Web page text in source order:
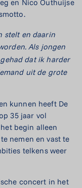
en Nico Outhuijse
stelt en daarin
Als jongen
gehad dat ik harder
uit de grote
kunnen heeft De
35 jaar vol
begin alleen
nemen en vast te
telkens weer
concert in het